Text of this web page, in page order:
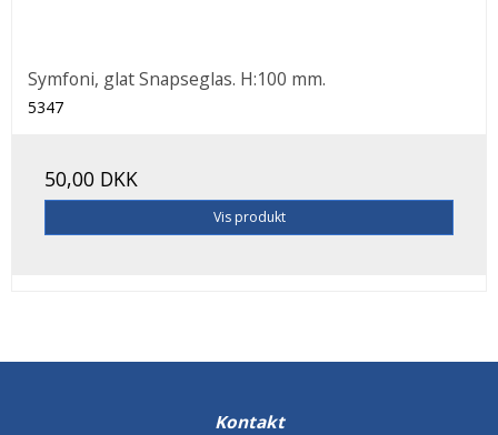
Symfoni, glat Snapseglas. H:100 mm.
5347
50,00 DKK
Vis produkt
Kontakt